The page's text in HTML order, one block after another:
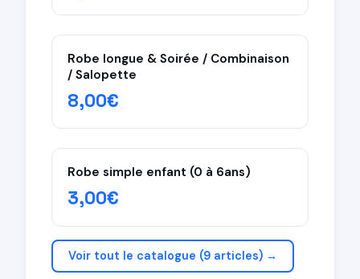
Robe longue & Soirée / Combinaison
/ Salopette
8,00€
Robe simple enfant (0 à 6ans)
3,00€
Voir tout le catalogue (9 articles) →